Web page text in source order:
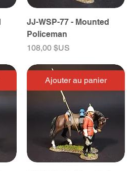
JJ-WSP-77 - Mounted
Policeman
Prix
108,00 $US
Ajouter au panier